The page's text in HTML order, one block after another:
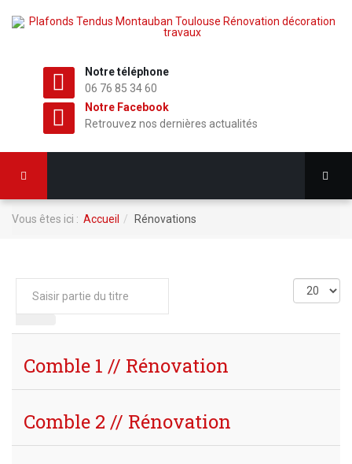
Notre téléphone
06 76 85 34 60
Notre Facebook
Retrouvez nos dernières actualités
Vous êtes ici : Accueil Rénovations
Affichage
#
Comble 1 // Rénovation
Comble 2 // Rénovation